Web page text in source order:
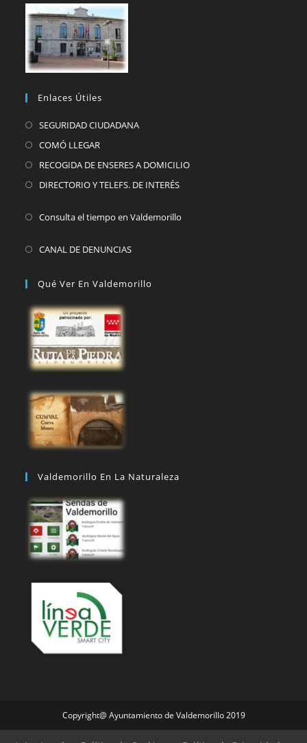
Enlaces Útiles
SEGURIDAD CIUDADANA
COMÓ LLEGAR
RECOGIDA DE ENSERES A DOMICILIO
DIRECTORIO Y TELEFS. DE INTERÉS
Consulta el tiempo en Valdemorillo
CANAL DE DENUNCIAS
Qué Ver En Valdemorillo
Valdemorillo En La Naturaleza
Copyright@ Ayuntamiento de Valdemorillo 2019